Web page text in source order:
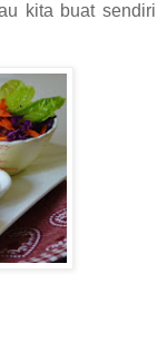
kita buat sendiri